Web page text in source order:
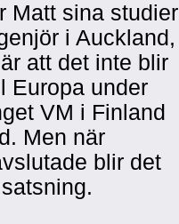
Matt sina studier
i Auckland,
att det inte blir
Europa under
VM i Finland
Men när
blir det